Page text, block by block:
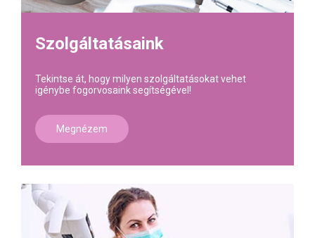
Szolgáltatásaink
Tekintse át, hogy milyen szolgáltatásokat vehet
igénybe fogorvosaink segítségével!
Megnézem